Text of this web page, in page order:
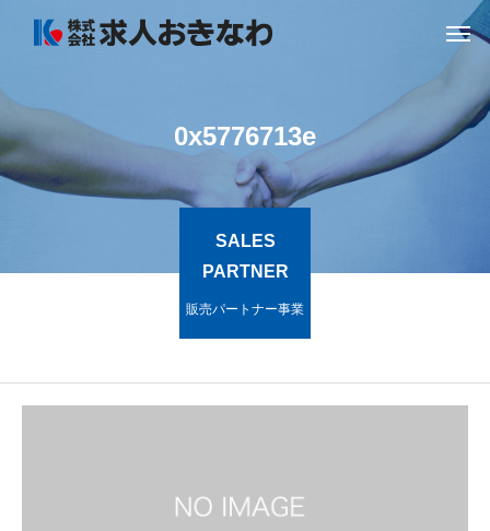
0x5776713e
SALES
PARTNER
販売パートナー事業